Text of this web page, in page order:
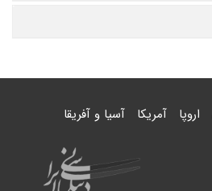
اروپا آمریکا آسیا و آفریقا